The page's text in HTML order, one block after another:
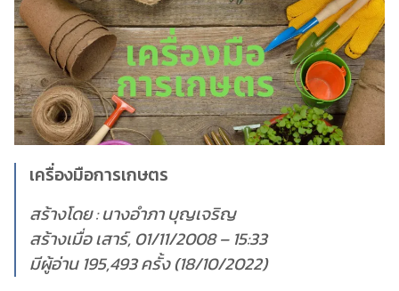
เครื่องมือการเกษตร
สร้างโดย : นางอำภา บุญเจริญ
สร้างเมื่อ เสาร์, 01/11/2008 – 15:33
มีผู้อ่าน 195,493 ครั้ง (18/10/2022)